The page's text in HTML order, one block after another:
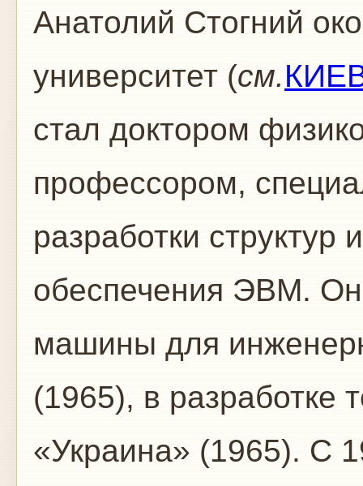
Анатолий Стогний
университет (см.
стал доктором
профессором,
разработки структур
обеспечения ЭВМ. Он
машины для
(1965), в разработке
«Украина» (1965). С